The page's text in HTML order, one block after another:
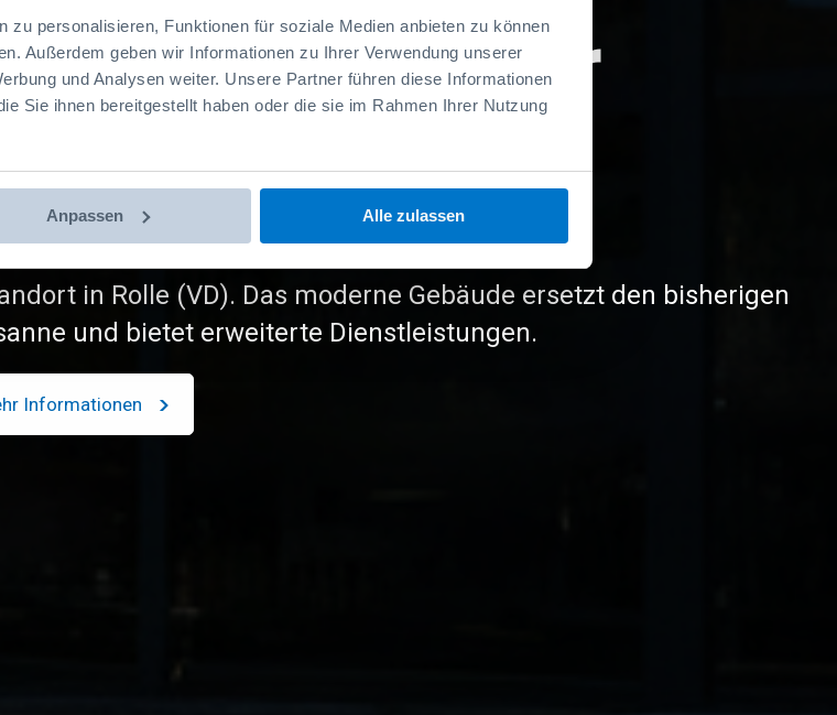
zu personalisieren, Funktionen für soziale Medien anbieten zu können
Außerdem geben wir Informationen zu Ihrer Verwendung unserer
und Analysen weiter. Unsere Partner führen diese Informationen
Sie ihnen bereitgestellt haben oder die sie im Rahmen Ihrer Nutzung
Anpassen Alle zulassen
- Optimale
maximale Raumausnutzung – ermöglicht Downsizing und spart
Kosten.
entdecken!